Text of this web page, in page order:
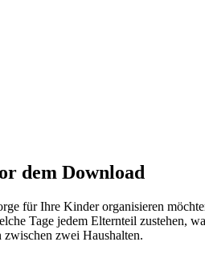
dem Download
für Ihre Kinder organisieren
Tage jedem Elternteil zustehen,
zwei Haushalten.